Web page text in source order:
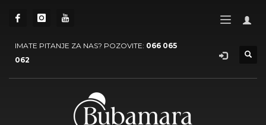
IMATE PITANJE ZA NAS? POZOVITE: 066 065
062